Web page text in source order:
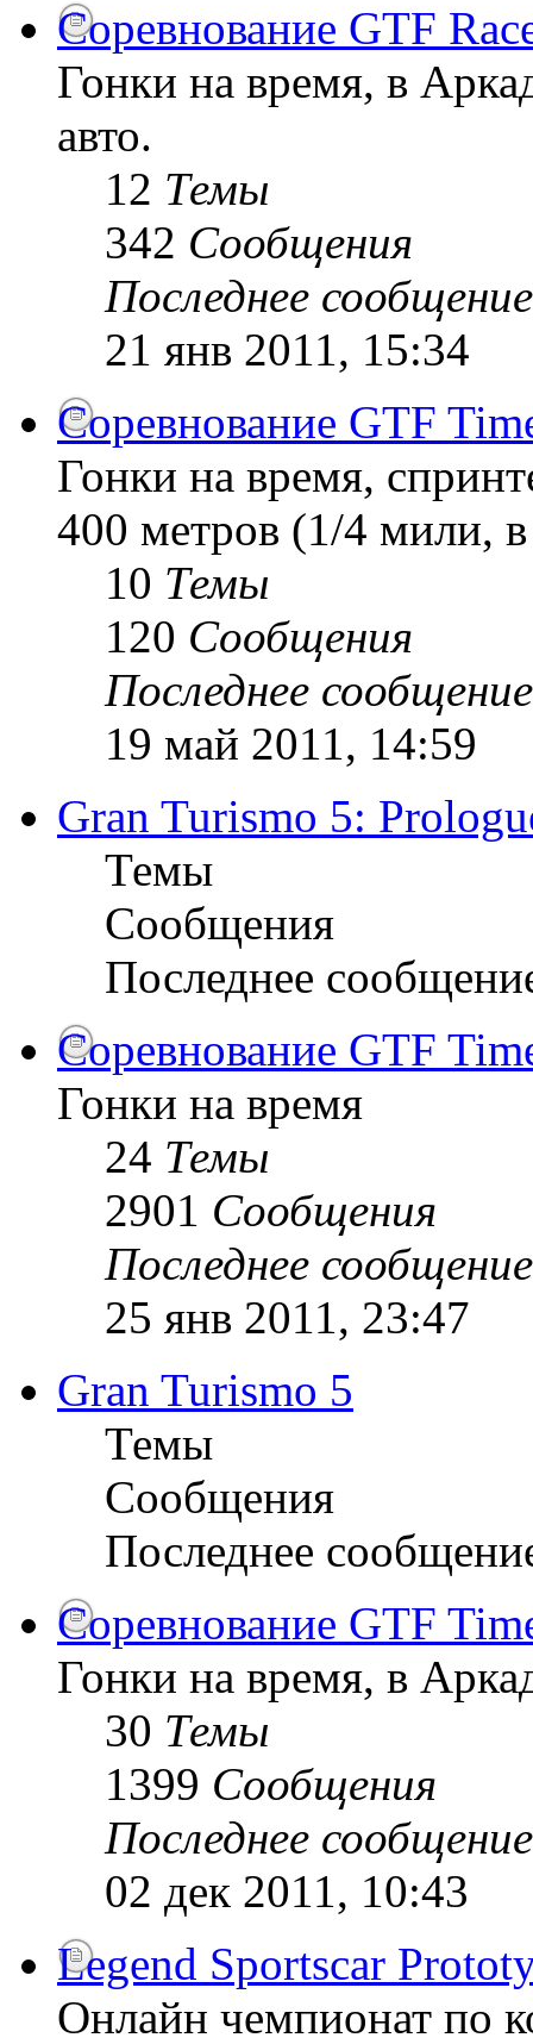
Соревнование GTF
Гонки на время, в
авто.
12 Темы
342 Сообщения
Последнее сообщение
21 янв 2011, 15:34
Соревнование GTF
Гонки на время,
400 метров (1/4 мили,
10 Темы
120 Сообщения
Последнее сообщение
19 май 2011, 14:59
Gran Turismo 5:
Темы
Сообщения
Последнее
Соревнование GTF
Гонки на время
24 Темы
2901 Сообщения
Последнее сообщение
25 янв 2011, 23:47
Gran Turismo 5
Темы
Сообщения
Последнее
Соревнование GTF
Гонки на время, в
30 Темы
1399 Сообщения
Последнее сообщение
02 дек 2011, 10:43
Legend Sportscar
Онлайн чемпионат по